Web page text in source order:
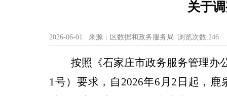
关于
2026-06-01 来源：区数据和政务服务局 浏览次数:246
按照《石家庄市政务服务管理办
1号）要求，自2026年6月2日起，